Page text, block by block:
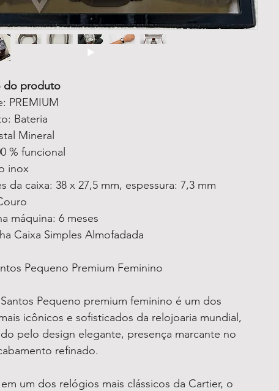
do produto
PREMIUM
Bateria
Mineral
% funcional
inox
da caixa: 38 x 27,5 mm, espessura: 7,3 mm
máquina: 6 meses
Caixa Simples Almofadada
Pequeno Premium Feminino
Pequeno premium feminino é um dos
icônicos e sofisticados da relojoaria mundial,
pelo design elegante, presença marcante no
refinado.
um dos relógios mais clássicos da Cartier, o